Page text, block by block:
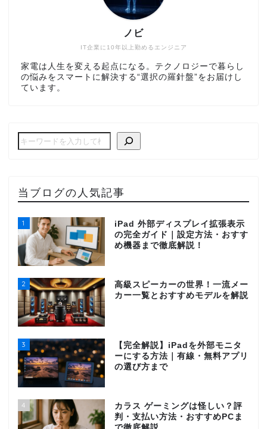
IT企業に10年以上勤めるエンジニア
ノビ
家電は人生を変える起点になる。テクノロジーで暮らし
の悩みをスマートに解決する“選択の羅針盤”をお届けし
ています。
当ブログの人気記事
1
iPad 外部ディスプレイ拡張表示
の完全ガイド｜設定方法・おすす
め機器まで徹底解説！
2
高級スピーカーの世界！一流メー
カー一覧とおすすめモデルを解説
3
【完全解説】iPadを外部モニタ
ーにする方法｜有線・無料アプリ
の選び方まで
4
カラス ゲーミングは怪しい？評
判・支払い方法・おすすめPCま